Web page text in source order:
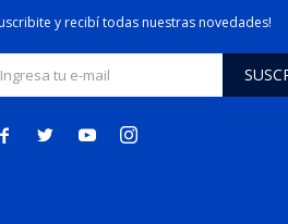
y recibí todas nuestras novedades!
   